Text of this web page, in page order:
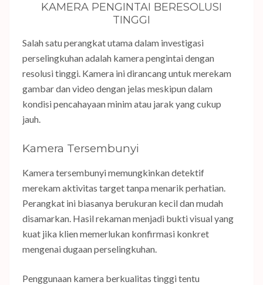
KAMERA PENGINTAI BERESOLUSI
TINGGI
Salah satu perangkat utama dalam investigasi
perselingkuhan adalah kamera pengintai dengan
resolusi tinggi. Kamera ini dirancang untuk merekam
gambar dan video dengan jelas meskipun dalam
kondisi pencahayaan minim atau jarak yang cukup
jauh.
Kamera Tersembunyi
Kamera tersembunyi memungkinkan detektif
merekam aktivitas target tanpa menarik perhatian.
Perangkat ini biasanya berukuran kecil dan mudah
disamarkan. Hasil rekaman menjadi bukti visual yang
kuat jika klien memerlukan konfirmasi konkret
mengenai dugaan perselingkuhan.
Penggunaan kamera berkualitas tinggi tentu